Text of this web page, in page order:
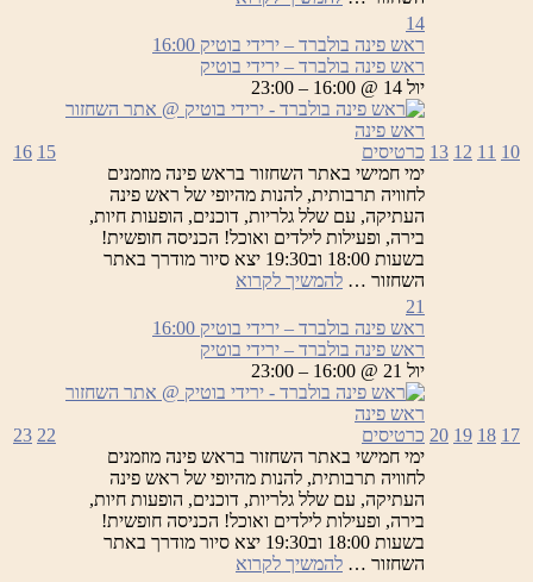
בולברד
–
ירידי
בוטיק
10
11
12
13
14
ראש פינה בולברד – ירידי בוטיק 16:00
ראש פינה בולברד – ירידי בוטיק
יול 14 @ 16:00 – 23:00
כרטיסים
ימי חמישי באתר השחזור בראש פינה מוזמנים
לחוויה תרבותית, להנות מהיופי של ראש פינה
העתיקה, עם שלל גלריות, דוכנים, הופעות חיות,
בירה, ופעילות לילדים ואוכל! הכניסה חופשית!
בשעות 18:00 וב19:30 יצא סיור מודרך באתר
השחזור … להמשיך לקרוא
בולברד
–
ירידי
בוטיק
15
16
17
18
19
20
21
ראש פינה בולברד – ירידי בוטיק 16:00
ראש פינה בולברד – ירידי בוטיק
יול 21 @ 16:00 – 23:00
כרטיסים
ימי חמישי באתר השחזור בראש פינה מוזמנים
לחוויה תרבותית, להנות מהיופי של ראש פינה
העתיקה, עם שלל גלריות, דוכנים, הופעות חיות,
בירה, ופעילות לילדים ואוכל! הכניסה חופשית!
בשעות 18:00 וב19:30 יצא סיור מודרך באתר
השחזור … להמשיך לקרוא
22
23